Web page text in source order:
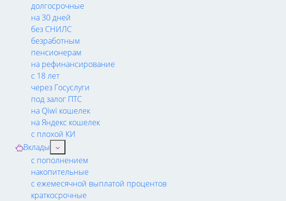
долгосрочные
на 30 дней
без СНИЛС
безработным
пенсионерам
на рефинансирование
с 18 лет
через Госуслуги
под залог ПТС
на Qiwi кошелек
на Яндекс кошелек
с плохой КИ
Вклады
с пополнением
накопительные
с ежемесячной выплатой процентов
краткосрочные